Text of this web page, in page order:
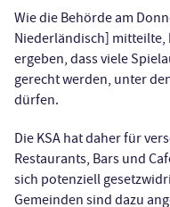
Wie die Behörde am
Niederländisch]
ergeben, dass viele
gerecht werden, unter
dürfen.
Die KSA hat daher für
Restaurants, Bars und
sich potenziell
Gemeinden sind dazu